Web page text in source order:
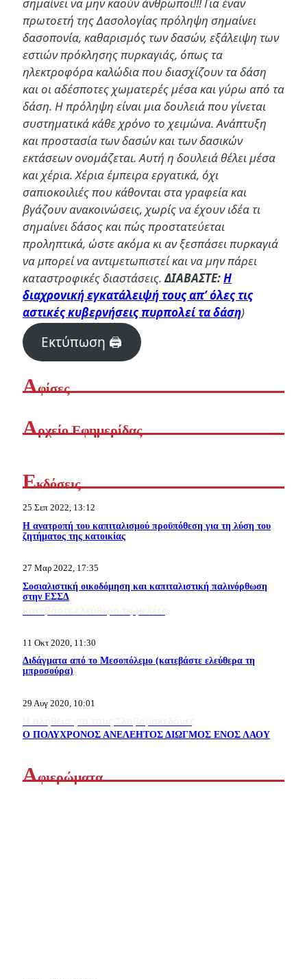
πρωτοετή της Δασολογίας πρόληψη σημαίνει
δασοπονία, καθαρισμός των δασών, εξάλειψη των
εστιών πρόκλησης πυρκαγιάς, όπως τα
ηλεκτροφόρα καλώδια που διασχίζουν τα δάση
και οι αδέσποτες χωματερές μέσα και γύρω από τα
δάση. Η πρόληψη είναι μια δουλειά που γίνεται
συστηματικά κάθε χρόνο το χειμώνα. Ανάπτυξη
και προστασία των δασών και των δασικών
εκτάσεων ονομάζεται. Αυτή η δουλειά θέλει μέσα
και χέρια. Χέρια έμπειρα εργατικά, όχι
σαπιοκοιλιές που κάθονται στα γραφεία και
βγάζουν ανακοινώσεις, χωρίς να έχουν ιδέα τι
σημαίνει δάσος και πώς προστατεύεται
προληπτικά, ώστε ακόμα κι αν ξεσπάσει πυρκαγιά
να μπορεί να αντιμετωπιστεί και να μην πάρει
καταστροφικές διαστάσεις.ΔΙΑΒΑΣΤΕ:Η
διαχρονική εγκατάλειψή τους απ’ όλες τις
αστικές κυβερνήσεις πυρπολεί τα δάση)
Εκτύπωση 🖨
Αφίσες
Αρχείο Εφημερίδας
Εκδόσεις
25 Σεπ 2022, 13:12
Η ανατροπή του καπιταλισμού προϋπόθεση για τη λύση του
ζητήματος της κατοικίας
27 Μαρ 2022, 17:35
Σοσιαλιστική οικοδόμηση και καπιταλιστική παλινόρθωση
στην ΕΣΣΔ
11 Οκτ 2020, 11:30
Διδάγματα από το Μεσοπόλεμο (κατεβάστε ελεύθερα τη
μπροσούρα)
29 Αυγ 2020, 10:01
Ο ΠΟΛΥΧΡΟΝΟΣ ΑΝΕΛΕΗΤΟΣ ΔΙΩΓΜΟΣ ΕΝΟΣ ΛΑΟΥ
Αφιερώματα